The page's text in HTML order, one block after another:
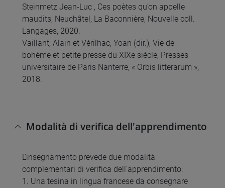
Steinmetz Jean-Luc , Ces poètes qu’on appelle
maudits, Neuchâtel, La Baconnière, Nouvelle coll.
Langages, 2020.
Vaillant, Alain et Vérilhac, Yoan (dir.), Vie de
bohème et petite presse du XIXe siècle, Presses
universitaire de Paris Nanterre, « Orbis litterarum »,
2018.
Modalità di verifica dell'apprendimento
L'insegnamento prevede due modalità
complementari di verifica dell'apprendimento:
1. Una tesina in lingua francese da consegnare